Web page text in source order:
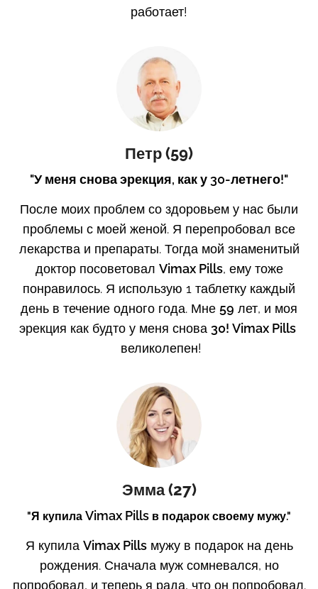
работает!
Петр (59)
"У меня снова эрекция, как у 30-летнего!"
После моих проблем со здоровьем у нас были
проблемы с моей женой. Я перепробовал все
лекарства и препараты. Тогда мой знаменитый
доктор посоветовал Vimax Pills, ему тоже
понравилось. Я использую 1 таблетку каждый
день в течение одного года. Мне 59 лет, и моя
эрекция как будто у меня снова 30! Vimax Pills
великолепен!
Эмма (27)
"Я купила Vimax Pills в подарок своему мужу."
Я купила Vimax Pillsмужу в подарок на день
рождения. Сначала муж сомневался, но
попробовал, и теперь я рада, что он попробовал.